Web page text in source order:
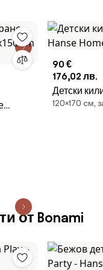
cm
90 €
176,02 лв.
Детски
Home
120×170 cм,
от Bonami